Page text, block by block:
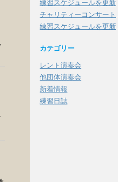
練習スケジュールを更新
チャリティーコンサート
練習スケジュールを更新
カテゴリー
レント演奏会
他団体演奏会
新着情報
練習日誌